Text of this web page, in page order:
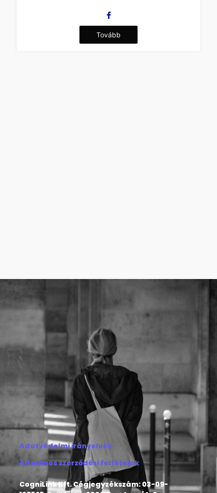
Tovább
Adatvédelmi irányelvek
Általános szerződési feltételek
CogniLink Kft. Cégjegyzékszám: 03-09-